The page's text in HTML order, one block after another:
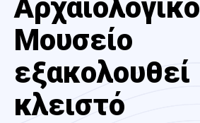
Αρχαιολογικό
Μουσείο
εξακολουθεί
κλειστό